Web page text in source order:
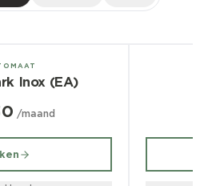
Inox (EA)
/maand